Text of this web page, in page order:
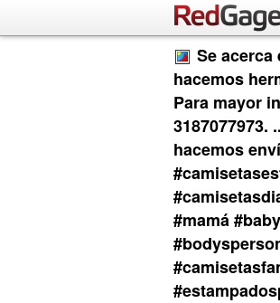
Se acerca
hacemos
Para mayor
3187077973.
hacemos
#mamá